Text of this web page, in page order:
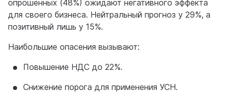
опрошенных (48%) ожидают негативного эффекта
для своего бизнеса. Нейтральный прогноз у 29%, а
позитивный лишь у 15%.
Наибольшие опасения вызывают:
Повышение НДС до 22%.
Снижение порога для применения УСН.